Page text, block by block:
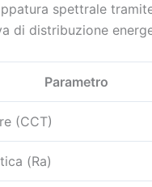
spettrale
di distribuzione
Parametro
(CCT)
(Ra)